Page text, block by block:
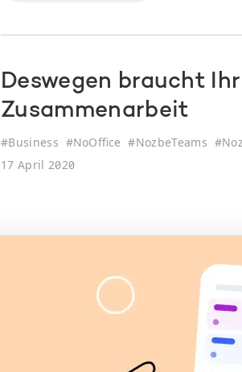
Deswegen braucht
Zusammenarbeit
#Business #NoOffice #NozbeTeams #
17 April 2020